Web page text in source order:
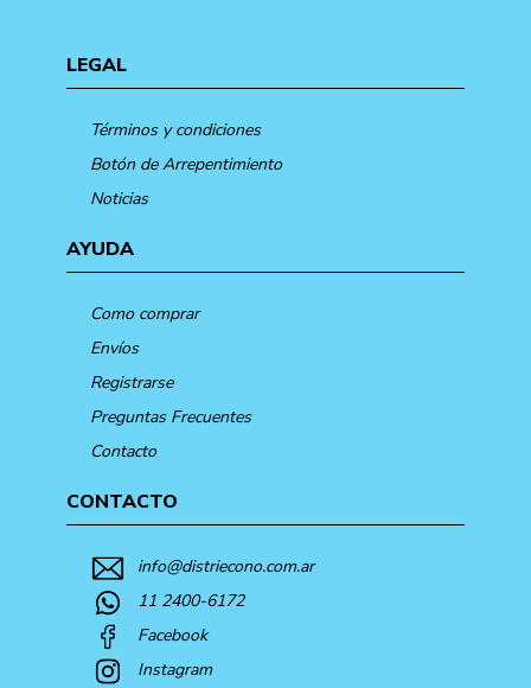
LEGAL
Términos y condiciones
Botón de Arrepentimiento
Noticias
AYUDA
Como comprar
Envíos
Registrarse
Preguntas Frecuentes
Contacto
CONTACTO
info@distriecono.com.ar
11 2400-6172
Facebook
Instagram